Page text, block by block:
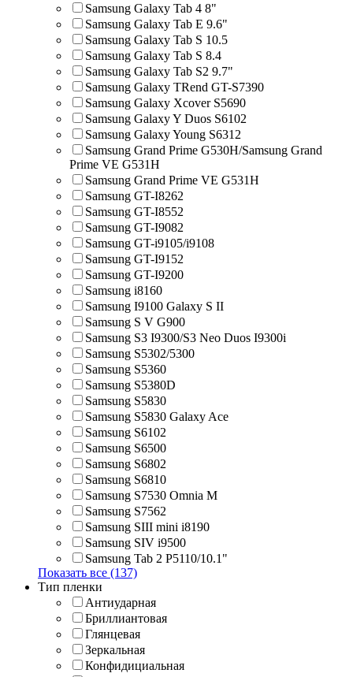
Samsung Galaxy Tab 4 8"
Samsung Galaxy Tab E 9.6"
Samsung Galaxy Tab S 10.5
Samsung Galaxy Tab S 8.4
Samsung Galaxy Tab S2 9.7"
Samsung Galaxy TRend GT-S7390
Samsung Galaxy Xcover S5690
Samsung Galaxy Y Duos S6102
Samsung Galaxy Young S6312
Samsung Grand Prime G530H/Samsung Grand
Prime VE G531H
Samsung Grand Prime VE G531H
Samsung GT-I8262
Samsung GT-I8552
Samsung GT-I9082
Samsung GT-i9105/i9108
Samsung GT-I9152
Samsung GT-I9200
Samsung i8160
Samsung I9100 Galaxy S II
Samsung S V G900
Samsung S3 I9300/S3 Neo Duos I9300i
Samsung S5302/5300
Samsung S5360
Samsung S5380D
Samsung S5830
Samsung S5830 Galaxy Ace
Samsung S6102
Samsung S6500
Samsung S6802
Samsung S6810
Samsung S7530 Omnia M
Samsung S7562
Samsung SIII mini i8190
Samsung SIV i9500
Samsung Tab 2 P5110/10.1"
Показать все (137)
Тип пленки
Антиударная
Бриллиантовая
Глянцевая
Зеркальная
Конфидициальная